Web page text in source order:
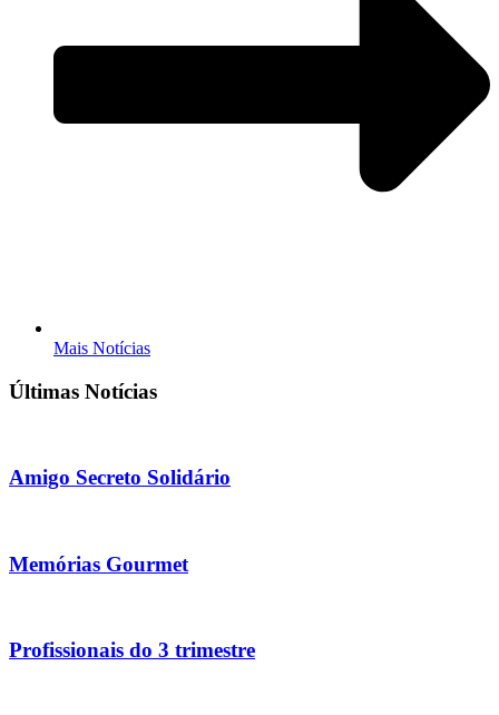
Mais Notícias
Últimas Notícias
Amigo Secreto Solidário
Memórias Gourmet
Profissionais do 3 trimestre